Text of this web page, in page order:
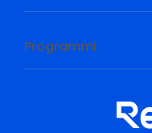
Programmi